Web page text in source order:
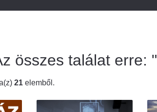
összes találat erre: "
21 elemből.